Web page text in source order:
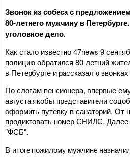
Звонок из собеса с
80-летнего мужчину в
уголовное дело.
Как стало известно 47news 9
полицию обратился 80-летний
в Петербурге и рассказал о
По словам пенсионера, впервые
августа якобы представители
оформить путевку в санаторий. От
продиктовать номер СНИЛС. Далее
"ФСБ".
В итоге пожилому мужчине